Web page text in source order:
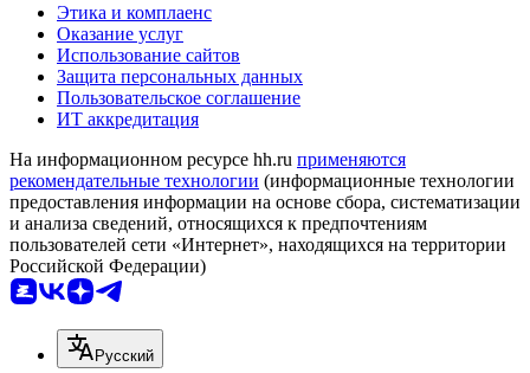
Этика и комплаенс
Оказание услуг
Использование сайтов
Защита персональных данных
Пользовательское соглашение
ИТ аккредитация
На информационном ресурсе hh.ru применяются
рекомендательные технологии (информационные технологии
предоставления информации на основе сбора, систематизации
и анализа сведений, относящихся к предпочтениям
пользователей сети «Интернет», находящихся на территории
Российской Федерации)
Русский